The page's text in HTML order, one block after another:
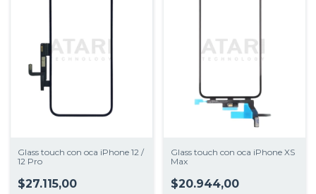
Glass touch con oca iPhone 12 /
12 Pro
$27.115,00
Glass touch con oca iPhone XS
Max
$20.944,00